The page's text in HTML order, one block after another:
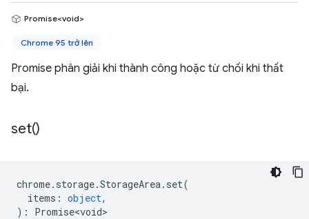
Promise<void>
Chrome 95 trở lên
Promise phân giải khi thành công hoặc từ chối khi thất
bại.
set()
chrome. storage.StorageArea. set(
items : object,
) : Promise<void>